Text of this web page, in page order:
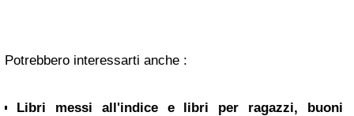
Potrebbero interessarti anche :
Libri messi all'indice e libri per ragazzi, buoni